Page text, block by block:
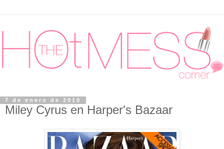
7 de enero de 2010
Miley Cyrus en Harper's Bazaar